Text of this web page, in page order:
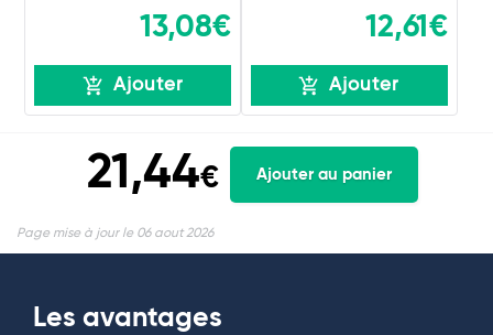
13,08€
Ajouter
12,61€
Ajouter
21,44€ Ajouter au panier
Page mise à jour le 06 aout 2026
Les avantages